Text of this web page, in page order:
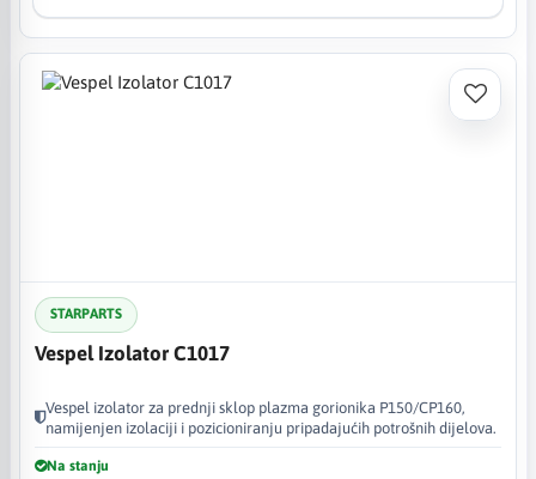
STARPARTS
Vespel Izolator C1017
Vespel izolator za prednji sklop plazma gorionika P150/CP160,
namijenjen izolaciji i pozicioniranju pripadajućih potrošnih dijelova.
Na stanju